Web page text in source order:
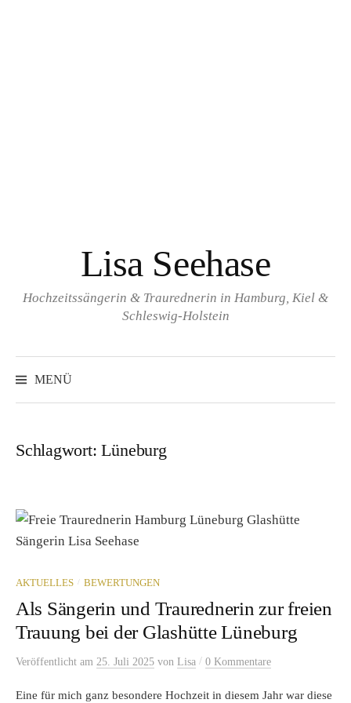
Lisa Seehase
Hochzeitssängerin & Traurednerin in Hamburg, Kiel &
Schleswig-Holstein
MENÜ
Schlagwort:Lüneburg
AKTUELLES / BEWERTUNGEN
Als Sängerin und Traurednerin zur freien
Trauung bei der Glashütte Lüneburg
Veröffentlicht am 25. Juli 2025 von Lisa / 0 Kommentare
Eine für mich ganz besondere Hochzeit in diesem Jahr war diese